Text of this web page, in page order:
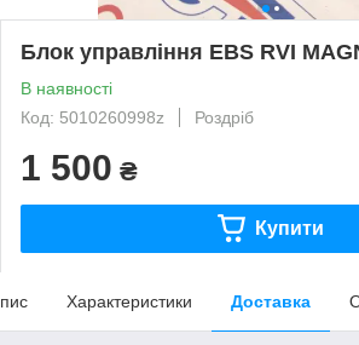
Блок управління EBS RVI
В наявності
Код: 5010260998z
Роздріб
1 500 ₴
Купити
Характеристики Доставка